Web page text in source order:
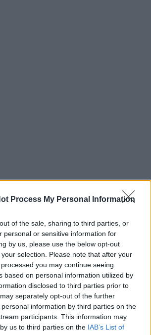
Process My Personal Information
of the sale, sharing to third parties, or
personal or sensitive information for
by us, please use the below opt-out
selection. Please note that after your
you may continue seeing
based on personal information utilized by
disclosed to third parties prior to
separately opt-out of the further
information by third parties on the
participants. This information may
us to third parties on the IAB’s List of